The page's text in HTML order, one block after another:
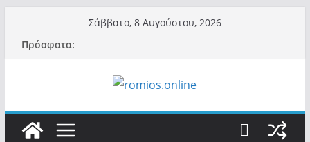
περιεχόμενο
Σάββατο, 8 Αυγούστου, 2026
Πρόσφατα: